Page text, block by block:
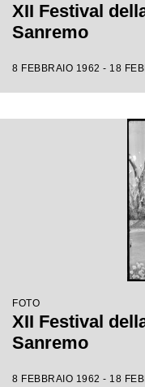
XII Festival
Sanremo
8 FEBBRAIO 1962 - 18
FOTO
XII Festival
Sanremo
8 FEBBRAIO 1962 - 18